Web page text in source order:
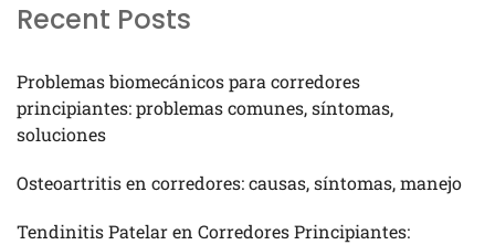
Recent Posts
Problemas biomecánicos para corredores
principiantes: problemas comunes, síntomas,
soluciones
Osteoartritis en corredores: causas, síntomas, manejo
Tendinitis Patelar en Corredores Principiantes: